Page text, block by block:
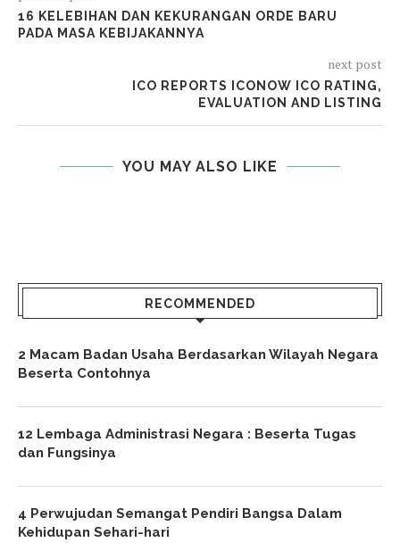
16 KELEBIHAN DAN KEKURANGAN ORDE BARU
PADA MASA KEBIJAKANNYA
next post
ICO REPORTS ICONOW ICO RATING,
EVALUATION AND LISTING
YOU MAY ALSO LIKE
RECOMMENDED
2 Macam Badan Usaha Berdasarkan Wilayah Negara
Beserta Contohnya
12 Lembaga Administrasi Negara : Beserta Tugas
dan Fungsinya
4 Perwujudan Semangat Pendiri Bangsa Dalam
Kehidupan Sehari-hari